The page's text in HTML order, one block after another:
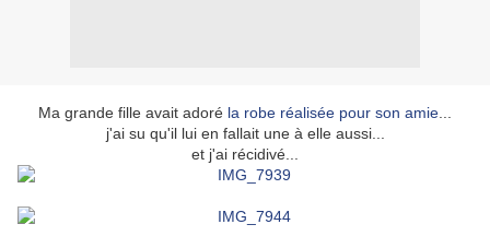
Ma grande fille avait adoré la robe réalisée pour son amie
j'ai su qu'il lui en fallait une à elle aussi...
et j'ai récidivé...